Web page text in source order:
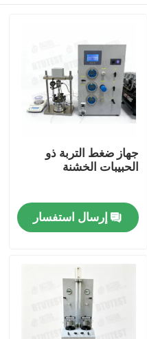
جهاز ضغط التربة ذو
الحبيبات الخشنة
إرسال استفسار